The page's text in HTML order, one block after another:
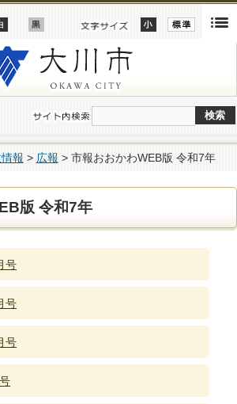
報 > 広報 > 市報おおかわWEB版 令和7年
版 令和7年
号
号
号